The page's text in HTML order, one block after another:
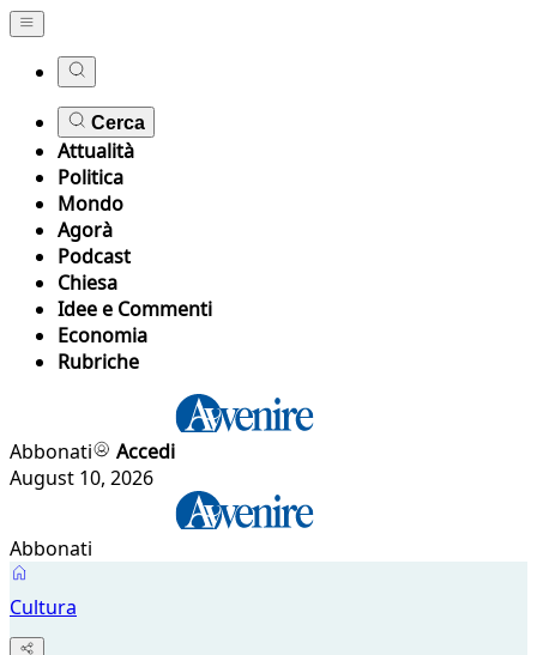
Cerca
Attualità
Politica
Mondo
Agorà
Podcast
Chiesa
Idee e Commenti
Economia
Rubriche
Abbonati
Accedi
August 10, 2026
Abbonati
Cultura